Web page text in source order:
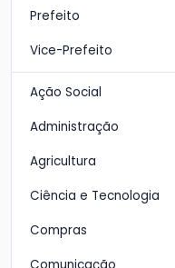
Prefeito
Vice-Prefeito
Ação Social
Administração
Agricultura
Ciência e Tecnologia
Compras